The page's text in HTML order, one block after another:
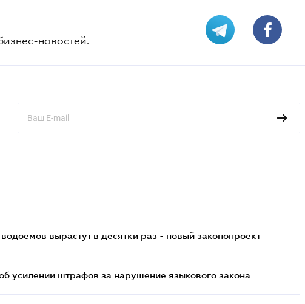
новостей.
вырастут в десятки раз - новый законопроект
усилении штрафов за нарушение языкового закона